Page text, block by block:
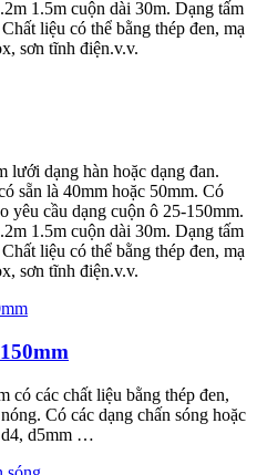
1.5m cuộn dài 30m. Dạng tấm
liệu có thể bằng thép đen, mạ
sơn tĩnh điện.v.v.
lưới dạng hàn hoặc dạng đan.
sẵn là 40mm hoặc 50mm. Có
yêu cầu dạng cuộn ô 25-150mm.
1.5m cuộn dài 30m. Dạng tấm
liệu có thể bằng thép đen, mạ
sơn tĩnh điện.v.v.
có các chất liệu bằng thép đen,
Có các dạng chấn sóng hoặc
d4, d5mm …